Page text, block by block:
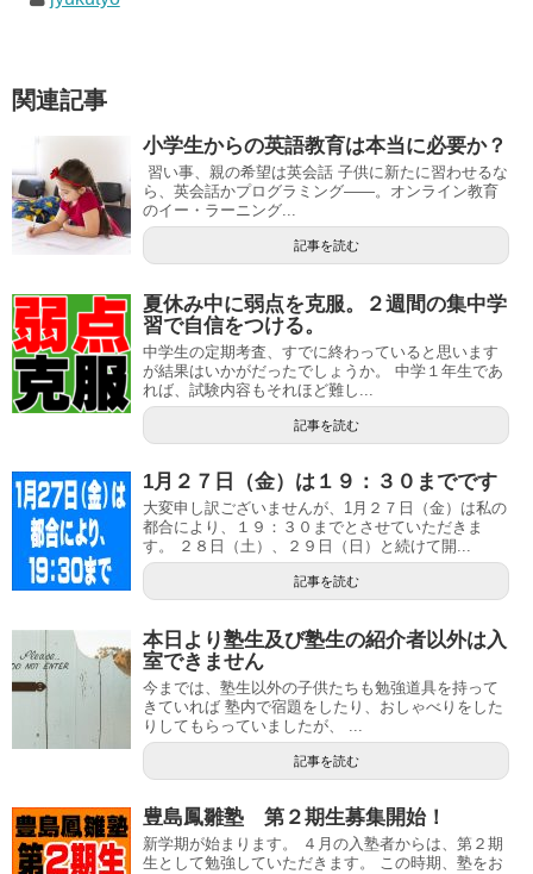
関連記事
小学生からの英語教育は本当に必要か？
習い事、親の希望は英会話 子供に新たに習わせるな
ら、英会話かプログラミング――。オンライン教育
のイー・ラーニング...
記事を読む
夏休み中に弱点を克服。２週間の集中学
習で自信をつける。
中学生の定期考査、すでに終わっていると思います
が結果はいかがだったでしょうか。 中学１年生であ
れば、試験内容もそれほど難し...
記事を読む
1月２７日（金）は１９：３０までです
大変申し訳ございませんが、1月２７日（金）は私の
都合により、１９：３０までとさせていただきま
す。 ２８日（土）、２９日（日）と続けて開...
記事を読む
本日より塾生及び塾生の紹介者以外は入
室できません
今までは、塾生以外の子供たちも勉強道具を持って
きていれば 塾内で宿題をしたり、おしゃべりをした
りしてもらっていましたが、 ...
記事を読む
豊島鳳雛塾 第２期生募集開始！
新学期が始まります。 ４月の入塾者からは、第２期
生として勉強していただきます。 この時期、塾をお